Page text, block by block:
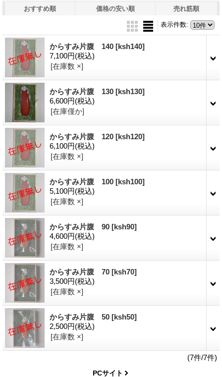
おすすめ順 価格の安い順 売れ筋順
表示件数:
からすみ片腹 140 [ksh140]
7,100円(税込)
[在庫数 ×]
からすみ片腹 130 [ksh130]
6,600円(税込)
[在庫僅か]
からすみ片腹 120 [ksh120]
6,100円(税込)
[在庫数 ×]
からすみ片腹 100 [ksh100]
5,100円(税込)
[在庫数 ×]
からすみ片腹 90 [ksh90]
4,600円(税込)
[在庫数 ×]
からすみ片腹 70 [ksh70]
3,500円(税込)
[在庫数 ×]
からすみ片腹 50 [ksh50]
2,500円(税込)
[在庫数 ×]
(7件/7件)
PCサイト